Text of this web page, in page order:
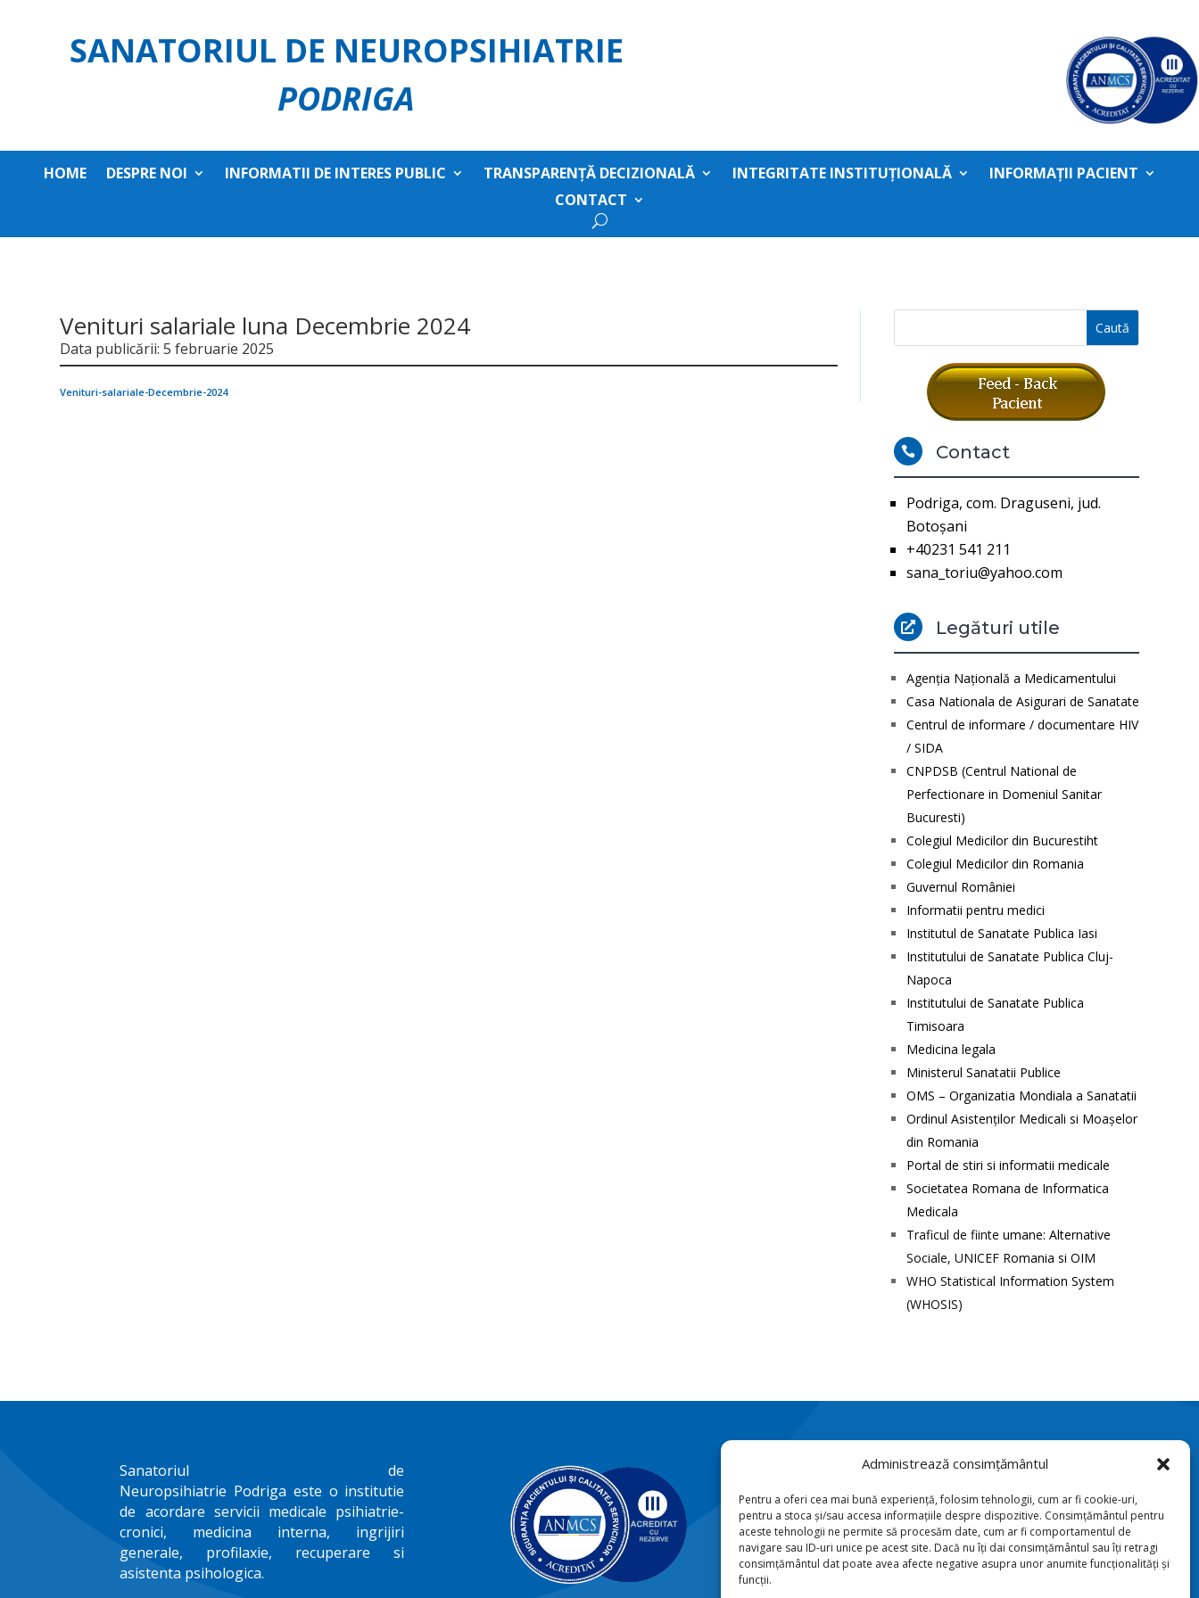
Administrează consimțământul
Pentru a oferi cea mai bună experiență, folosim tehnologii, cum ar fi cookie-uri,
pentru a stoca și/sau accesa informațiile despre dispozitive. Consimțământul pentru
aceste tehnologii ne permite să procesăm date, cum ar fi comportamentul de
navigare sau ID-uri unice pe acest site. Dacă nu îți dai consimțământul sau îți retragi
consimțământul dat poate avea afecte negative asupra unor anumite funcționalități și
funcții.
SANATORIUL DE NEUROPSIHIATRIE
PODRIGA
HOME DESPRE NOI INFORMATII DE INTERES PUBLIC TRANSPARENȚĂ DECIZIONALĂ INTEGRITATE INSTITUȚIONALĂ
INFORMAȚII PACIENT
CONTACT
Venituri salariale luna Decembrie 2024
Data publicării: 5 februarie 2025
Venituri-salariale-Decembrie-2024
 Contact
Podriga, com. Draguseni, jud.
Botoşani
+40231 541 211
sana_toriu@yahoo.com
 Legături utile
Agenţia Naţională a Medicamentului
Casa Nationala de Asigurari de Sanatate
Centrul de informare / documentare HIV
/ SIDA
CNPDSB (Centrul National de
Perfectionare in Domeniul Sanitar
Bucuresti)
Colegiul Medicilor din Bucurestiht
Colegiul Medicilor din Romania
Guvernul României
Informatii pentru medici
Institutul de Sanatate Publica Iasi
Institutului de Sanatate Publica Cluj-
Napoca
Institutului de Sanatate Publica
Timisoara
Medicina legala
Ministerul Sanatatii Publice
OMS – Organizatia Mondiala a Sanatatii
Ordinul Asistenţilor Medicali si Moaşelor
din Romania
Portal de stiri si informatii medicale
Societatea Romana de Informatica
Medicala
Traficul de fiinte umane: Alternative
Sociale, UNICEF Romania si OIM
WHO Statistical Information System
(WHOSIS)
Sanatoriul de
Neuropsihiatrie Podriga este o institutie
de acordare servicii medicale psihiatrie-
cronici, medicina interna, ingrijiri
generale, profilaxie, recuperare si
asistenta psihologica.
Podriga, com. Draguseni,
jud. Botoşani
 +40231 541 211
sana_toriu@yahoo.com